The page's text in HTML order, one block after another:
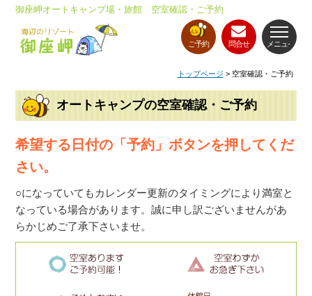
御座岬オートキャンプ場・旅館 空室確認・ご予約
問合せ
ご予約 メニュ-
トップページ > 空室確認・ご予約
オートキャンプの空室確認・ご予約
希望する日付の「予約」ボタンを押してくだ
さい。
○になっていてもカレンダー更新のタイミングにより満室と
なっている場合があります。誠に申し訳ございませんがあ
らかじめご了承下さいませ。